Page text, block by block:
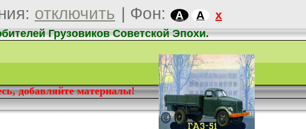
отключить | Фон: A A x
Грузовиков Советской Эпохи.
добавляйте материалы!